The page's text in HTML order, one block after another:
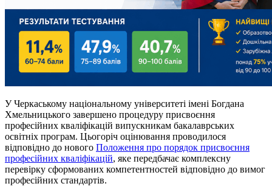
У Черкаському національному університеті імені Богдана
Хмельницького завершено процедуру присвоєння
професійних кваліфікацій випускникам бакалаврських
освітніх програм. Цьогоріч оцінювання проводилося
відповідно до нового Положення про порядок присвоєння
професійних кваліфікацій, яке передбачає комплексну
перевірку сформованих компетентностей відповідно до вимог
професійних стандартів.